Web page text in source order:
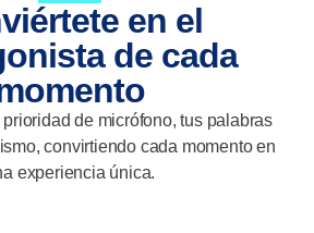
en el
de cada
de micrófono, tus palabras
convirtiendo cada momento en
experiencia única.